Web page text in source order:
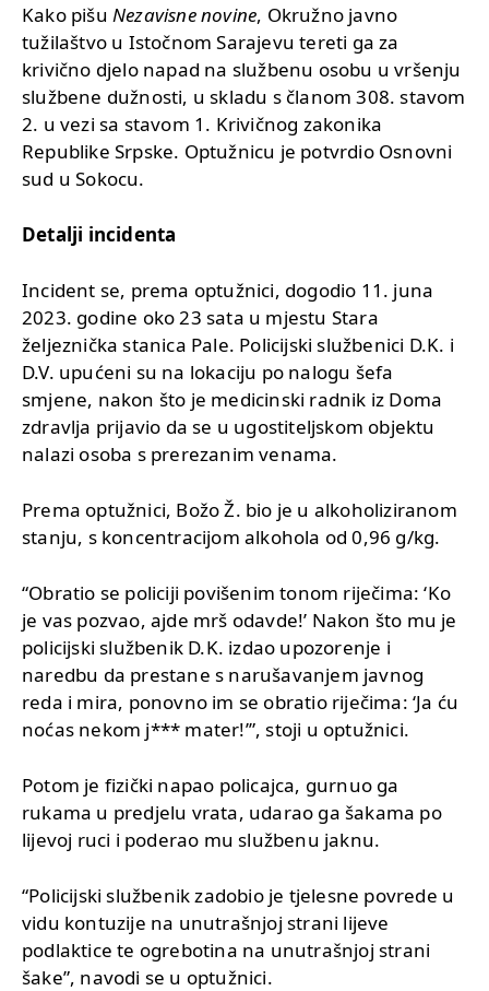
Kako pišu Nezavisne novine, Okružno javno
tužilaštvo u Istočnom Sarajevu tereti ga za
krivično djelo napad na službenu osobu u vršenju
službene dužnosti, u skladu s članom 308. stavom
2. u vezi sa stavom 1. Krivičnog zakonika
Republike Srpske. Optužnicu je potvrdio Osnovni
sud u Sokocu.
Detalji incidenta
Incident se, prema optužnici, dogodio 11. juna
2023. godine oko 23 sata u mjestu Stara
željeznička stanica Pale. Policijski službenici D.K. i
D.V. upućeni su na lokaciju po nalogu šefa
smjene, nakon što je medicinski radnik iz Doma
zdravlja prijavio da se u ugostiteljskom objektu
nalazi osoba s prerezanim venama.
Prema optužnici, Božo Ž. bio je u alkoholiziranom
stanju, s koncentracijom alkohola od 0,96 g/kg.
“Obratio se policiji povišenim tonom riječima: ‘Ko
je vas pozvao, ajde mrš odavde!’ Nakon što mu je
policijski službenik D.K. izdao upozorenje i
naredbu da prestane s narušavanjem javnog
reda i mira, ponovno im se obratio riječima: ‘Ja ću
noćas nekom j*** mater!’”, stoji u optužnici.
Potom je fizički napao policajca, gurnuo ga
rukama u predjelu vrata, udarao ga šakama po
lijevoj ruci i poderao mu službenu jaknu.
“Policijski službenik zadobio je tjelesne povrede u
vidu kontuzije na unutrašnjoj strani lijeve
podlaktice te ogrebotina na unutrašnjoj strani
šake”, navodi se u optužnici.